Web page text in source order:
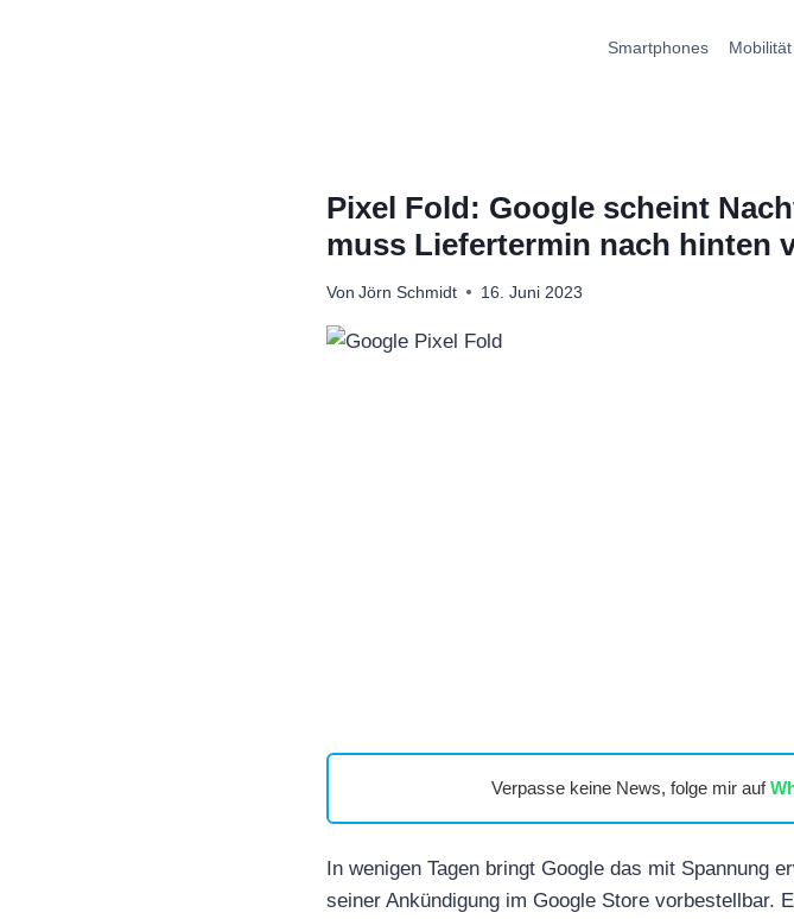
Smartphones Mobilität
Pixel Fold: Google scheint
muss Liefertermin nach hinten
Von Jörn Schmidt 16. Juni 2023
Verpasse keine News, folge mir auf
In wenigen Tagen bringt Google das mit Spannung
seiner Ankündigung im Google Store vorbestellbar.